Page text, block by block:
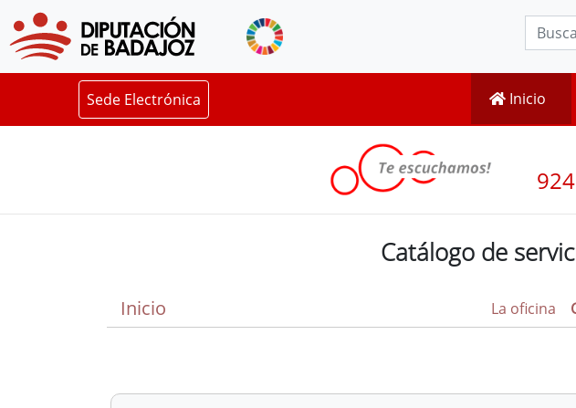
Sede Electrónica Inicio
Catálogo de
Inicio La oficina